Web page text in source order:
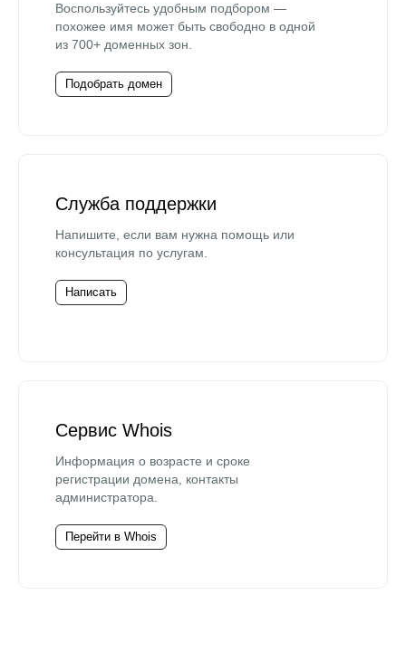
Воспользуйтесь удобным подбором —
похожее имя может быть свободно в одной
из 700+ доменных зон.
Подобрать домен
Служба поддержки
Напишите, если вам нужна помощь или
консультация по услугам.
Написать
Сервис Whois
Информация о возрасте и сроке
регистрации домена, контакты
администратора.
Перейти в Whois